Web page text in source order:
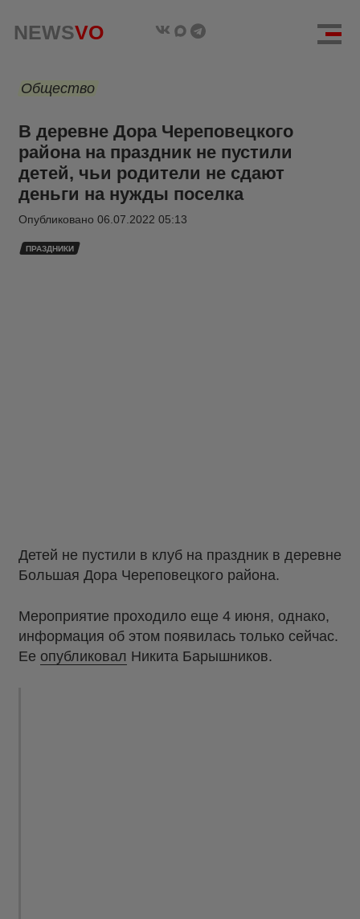
NEWSVO
Общество
В деревне Дора Череповецкого
района на праздник не пустили
детей, чьи родители не сдают
деньги на нужды поселка
Опубликовано 06.07.2022 05:13
ПРАЗДНИКИ
Детей не пустили в клуб на праздник в деревне
Большая Дора Череповецкого района.
Мероприятие проходило еще 4 июня, однако,
информация об этом появилась только сейчас.
Ее опубликовал Никита Барышников.